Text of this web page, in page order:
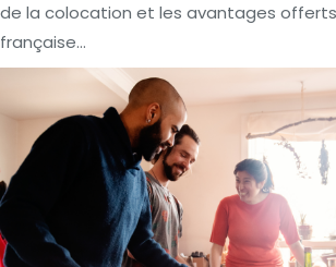
de la colocation et les avantages
française…